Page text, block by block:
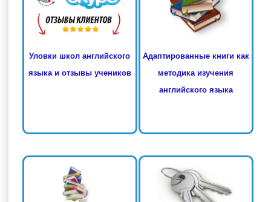
Уловки школ английского
языка и отзывы учеников
Адаптированные книги как
методика изучения
английского языка